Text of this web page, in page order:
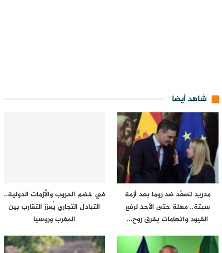
شاهد أيضا
مدريد تصعّد ضد روما بعد أزمة
سبتة.. مهلة حتى الأحد لرفع
القيود واتهامات بخرق روح…
في خضم الحروب والأزمات الدولية..
التبادل التجاري يُعزز التقارب بين
المغرب وروسيا